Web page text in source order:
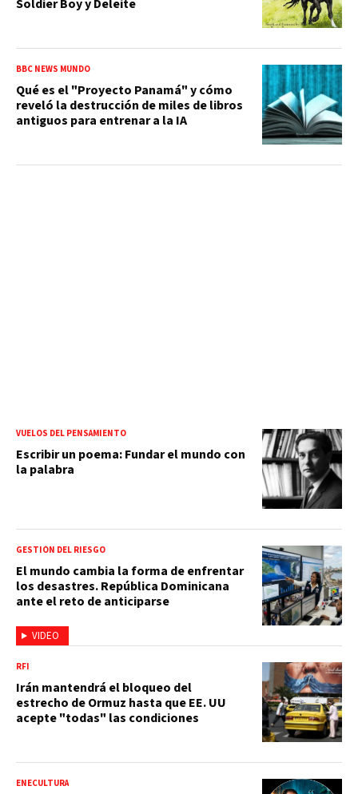
Soldier Boy y Deleite
BBC NEWS MUNDO
Qué es el "Proyecto Panamá" y cómo
reveló la destrucción de miles de libros
antiguos para entrenar a la IA
VUELOS DEL PENSAMIENTO
Escribir un poema: Fundar el mundo con
la palabra
VIDEO
GESTIÓN DEL RIESGO
El mundo cambia la forma de enfrentar
los desastres. República Dominicana
ante el reto de anticiparse
RFI
Irán mantendrá el bloqueo del
estrecho de Ormuz hasta que EE. UU
acepte "todas" las condiciones
ENECULTURA